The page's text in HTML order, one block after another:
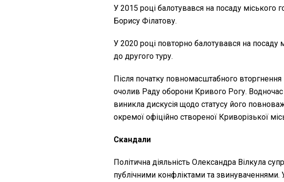
У 2015 році балотувався на посаду міського
Борису Філатову.
У 2020 році повторно балотувався на
до другого туру.
Після початку повномасштабного
очолив Раду оборони Кривого Рогу. Водночас
виникла дискусія щодо статусу його
окремої офіційно створеної Криворізької
Скандали
Політична діяльність Олександра Вілкула
публічними конфліктами та